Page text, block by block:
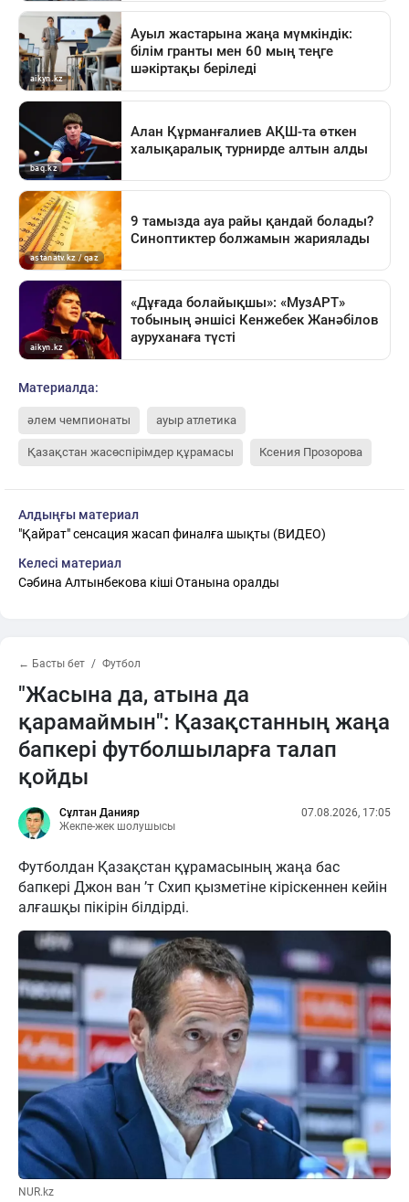
Материалда:
әлем чемпионаты ауыр атлетика
Қазақстан жасөспірімдер құрамасы Ксения Прозорова
Алдыңғы материал
"Қайрат" сенсация жасап финалға шықты (ВИДЕО)
Келесі материал
Сәбина Алтынбекова кіші Отанына оралды
← Басты бет Футбол
"Жасына да, атына да
қарамаймын": Қазақстанның жаңа
бапкері футболшыларға талап
қойды
Сұлтан Данияр
Жекпе-жек шолушысы
07.08.2026, 17:05
Футболдан Қазақстан құрамасының жаңа бас
бапкері Джон ван ’т Схип қызметіне кіріскеннен кейін
алғашқы пікірін білдірді.
NUR.kz